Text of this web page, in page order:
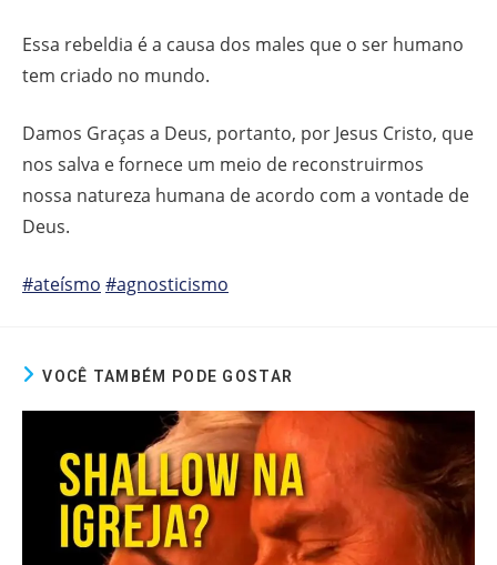
Essa rebeldia é a causa dos males que o ser humano
tem criado no mundo.
Damos Graças a Deus, portanto, por Jesus Cristo, que
nos salva e fornece um meio de reconstruirmos
nossa natureza humana de acordo com a vontade de
Deus.
#ateísmo #agnosticismo
VOCÊ TAMBÉM PODE GOSTAR